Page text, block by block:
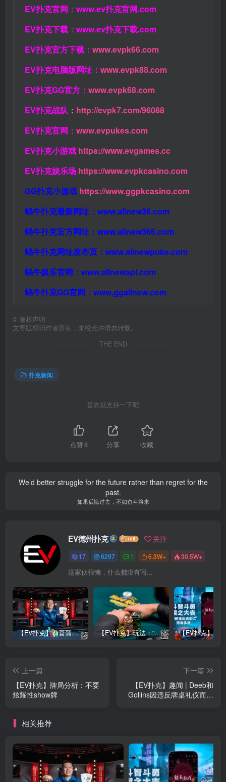
EV扑克官网： www.ev扑克官网.com
EV扑克下载： www.ev扑克下载.com
EV扑克官方下载： www.evpk66.com
EV扑克电脑版网址： www.evpk88.com
EV扑克GG官方： www.evpk68.com
EV扑克战队 ： http://evpk7.com/96088
EV扑克官网： www.evpukes.com
EV扑克小游戏 https://www.evgames.cc
EV扑克娱乐场 https://www.evpkcasino.com
GG扑克小游戏 https://www.ggpkcasino.com
蜗牛扑克最新网址： www.allnew36.com
蜗牛扑克官方网址： www.allnew366.com
蜗牛扑克网址发布页： www.allnewpuke.com
蜗牛娱乐官网： www.allnewapl.com
蜗牛扑克GG官网： www.ggallnew.com
© 版权声明
文章版权归作者所有，未经允许请勿转载。
THE END
扑克新闻
喜欢就支持一下吧
点赞8 分享 收藏
We’d better struggle for the future rather than regret for the
past.
如果后悔过去，不如奋斗将来
EV德州扑克 关注
17 6297 1 6.3W+ 30.5W+
这家伙很懒，什么都没有写...
【EV扑克】恭喜蒲蔚然赛事#65夺冠，收获国人2023WSOP第六条金手链，奖金93万刀！ 【EV扑克】玩法：“松弱鱼/松凶鱼打法”的基本攻略
上一篇
【EV扑克】牌局分析：不要
炫耀性show牌
下一篇
【EV扑克】趣闻 | Deeb和
Gollins因违反牌桌礼仪而争
相关推荐